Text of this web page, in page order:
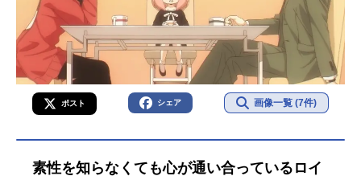
ポスト シェア 画像一覧 (7件)
素性を知らなくても心が通い合っているロイ